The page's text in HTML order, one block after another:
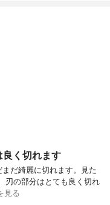
良く切れます
だ綺麗に切れます。見た
刃の部分はとても良く切れ
見る